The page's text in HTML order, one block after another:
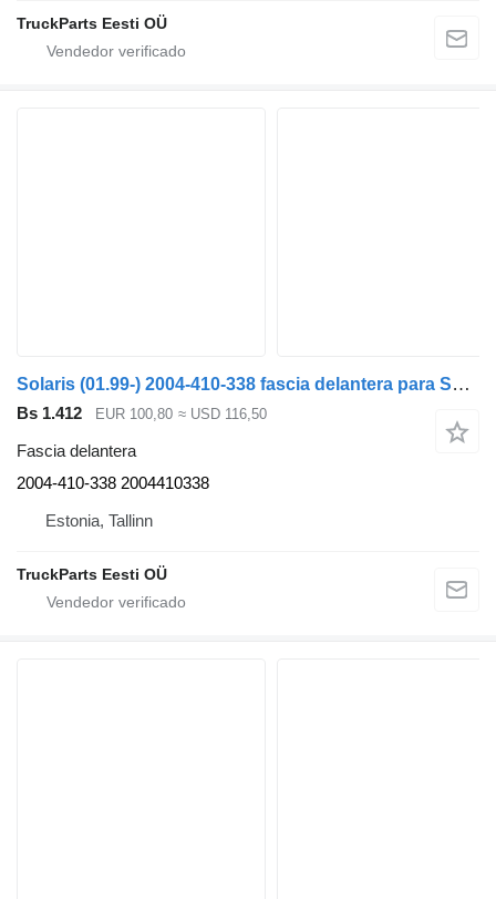
TruckParts Eesti OÜ
Solaris (01.99-) 2004-410-338 fascia delantera para Solaris Urbino, Alpino, Vacanza (1999-) autobús
Bs 1.412 EUR 100,80 ≈ USD 116,50
Fascia delantera
2004-410-338 2004410338
Estonia, Tallinn
TruckParts Eesti OÜ